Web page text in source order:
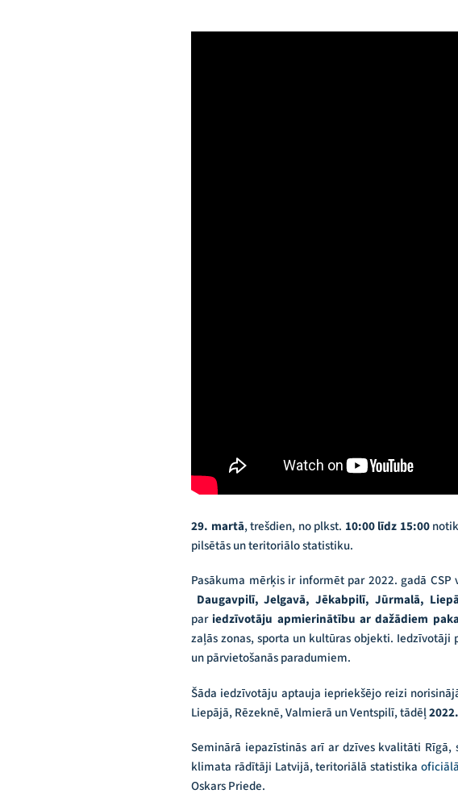
29. martā, trešdien, no plkst. 10:00 līdz 15:00
pilsētās un teritoriālo statistiku.
Pasākuma mērķis ir informēt par 2022. gadā
Daugavpilī, Jelgavā, Jēkabpilī, Jūrmalā,
pariedzīvotāju apmierinātību ar dažādiem
zaļās zonas, sporta un kultūras objekti.
un pārvietošanās paradumiem.
Šāda iedzīvotāju aptauja iepriekšējo reizi
Liepājā, Rēzeknē, Valmierā un Ventspilī, tādēļ
Seminārā iepazīstinās arī ar dzīves kvalitāti
klimata rādītāji Latvijā, teritoriālā statistika
Oskars Priede.